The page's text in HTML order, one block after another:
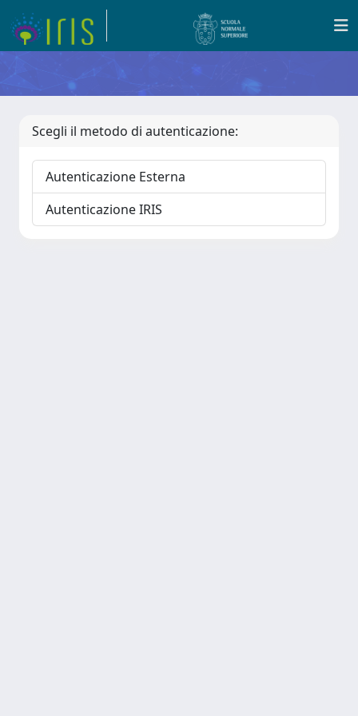
Scegli il metodo di autenticazione:
Autenticazione Esterna
Autenticazione IRIS